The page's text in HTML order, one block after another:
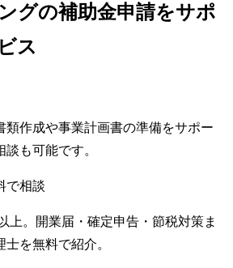
グの補助金申請をサポ
ス
類作成や事業計画書の準備をサポー
談も可能です。
で相談
上。開業届・確定申告・節税対策ま
を無料で紹介。